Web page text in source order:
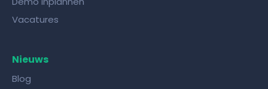
Vacatures
Nieuws
Blog